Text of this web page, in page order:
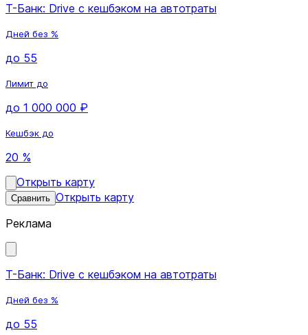
Т-Банк: Drive с кешбэком на автотраты
Дней без %
до 55
Лимит до
до 1 000 000 ₽
Кешбэк до
20 %
Открыть карту
Сравнить Открыть карту
Реклама
Т-Банк: Drive с кешбэком на автотраты
Дней без %
до 55